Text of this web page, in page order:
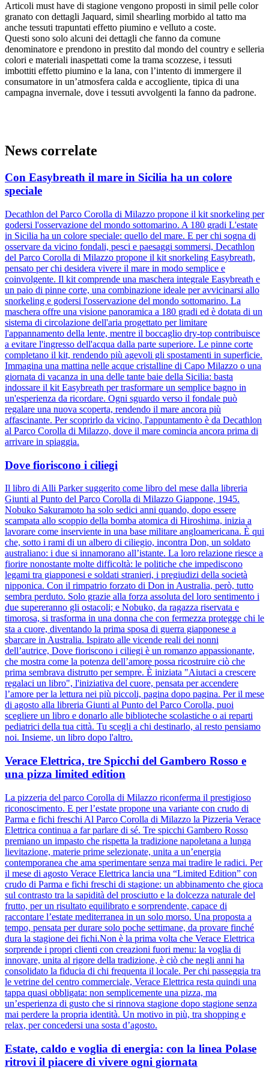
Articoli must have di stagione vengono proposti in simil pelle color
granato con dettagli Jaquard, simil shearling morbido al tatto ma
anche tessuti trapuntati effetto piumino e velluto a coste.
Questi sono solo alcuni dei dettagli che fanno da comune
denominatore e prendono in prestito dal mondo del country e selleria
colori e materiali inaspettati come la trama scozzese, i tessuti
imbottiti effetto piumino e la lana, con l’intento di immergere il
consumatore in un’atmosfera calda e accogliente, tipica di una
campagna invernale, dove i tessuti avvolgenti la fanno da padrone.
News correlate
Con Easybreath il mare in Sicilia ha un colore
speciale
Decathlon del Parco Corolla di Milazzo propone il kit snorkeling per
godersi l'osservazione del mondo sottomarino. A 180 gradi L'estate
in Sicilia ha un colore speciale: quello del mare. E per chi sogna di
osservare da vicino fondali, pesci e paesaggi sommersi, Decathlon
del Parco Corolla di Milazzo propone il kit snorkeling Easybreath,
pensato per chi desidera vivere il mare in modo semplice e
coinvolgente. Il kit comprende una maschera integrale Easybreath e
un paio di pinne corte, una combinazione ideale per avvicinarsi allo
snorkeling e godersi l'osservazione del mondo sottomarino. La
maschera offre una visione panoramica a 180 gradi ed è dotata di un
sistema di circolazione dell'aria progettato per limitare
l'appannamento della lente, mentre il boccaglio dry-top contribuisce
a evitare l'ingresso dell'acqua dalla parte superiore. Le pinne corte
completano il kit, rendendo più agevoli gli spostamenti in superficie.
Immagina una mattina nelle acque cristalline di Capo Milazzo o una
giornata di vacanza in una delle tante baie della Sicilia: basta
indossare il kit Easybreath per trasformare un semplice bagno in
un'esperienza da ricordare. Ogni sguardo verso il fondale può
regalare una nuova scoperta, rendendo il mare ancora più
affascinante. Per scoprirlo da vicino, l'appuntamento è da Decathlon
al Parco Corolla di Milazzo, dove il mare comincia ancora prima di
arrivare in spiaggia.
Dove fioriscono i ciliegi
Il libro di Alli Parker suggerito come libro del mese dalla libreria
Giunti al Punto del Parco Corolla di Milazzo Giappone, 1945.
Nobuko Sakuramoto ha solo sedici anni quando, dopo essere
scampata allo scoppio della bomba atomica di Hiroshima, inizia a
lavorare come inserviente in una base militare angloamericana. È qui
che, sotto i rami di un albero di ciliegio, incontra Don, un soldato
australiano: i due si innamorano all’istante. La loro relazione riesce a
fiorire nonostante molte difficoltà: le politiche che impediscono
legami tra giapponesi e soldati stranieri, i pregiudizi della società
nipponica. Con il rimpatrio forzato di Don in Australia, però, tutto
sembra perduto. Solo grazie alla forza assoluta del loro sentimento i
due supereranno gli ostacoli; e Nobuko, da ragazza riservata e
timorosa, si trasforma in una donna che con fermezza protegge chi le
sta a cuore, diventando la prima sposa di guerra giapponese a
sbarcare in Australia. Ispirato alle vicende reali dei nonni
dell’autrice, Dove fioriscono i ciliegi è un romanzo appassionante,
che mostra come la potenza dell’amore possa ricostruire ciò che
prima sembrava distrutto per sempre. È iniziata "Aiutaci a crescere
regalaci un libro", l'iniziativa del cuore, pensata per accendere
l’amore per la lettura nei più piccoli, pagina dopo pagina. Per il mese
di agosto alla libreria Giunti al Punto del Parco Corolla, puoi
scegliere un libro e donarlo alle biblioteche scolastiche o ai reparti
pediatrici della tua città. Tu scegli a chi destinarlo, al resto pensiamo
noi. Insieme, un libro dopo l'altro.
Verace Elettrica, tre Spicchi del Gambero Rosso e
una pizza limited edition
La pizzeria del parco Corolla di Milazzo riconferma il prestigioso
riconoscimento. E per l’estate propone una variante con crudo di
Parma e fichi freschi Al Parco Corolla di Milazzo la Pizzeria Verace
Elettrica continua a far parlare di sé. Tre spicchi Gambero Rosso
premiano un impasto che rispetta la tradizione napoletana a lunga
lievitazione, materie prime selezionate, unita a un’energia
contemporanea che ama sperimentare senza mai tradire le radici. Per
il mese di agosto Verace Elettrica lancia una “Limited Edition” con
crudo di Parma e fichi freschi di stagione: un abbinamento che gioca
sul contrasto tra la sapidità del prosciutto e la dolcezza naturale del
frutto, per un risultato equilibrato e sorprendente, capace di
raccontare l’estate mediterranea in un solo morso. Una proposta a
tempo, pensata per durare solo poche settimane, da provare finché
dura la stagione dei fichi.Non è la prima volta che Verace Elettrica
sorprende i propri clienti con creazioni fuori menu: la voglia di
innovare, unita al rigore della tradizione, è ciò che negli anni ha
consolidato la fiducia di chi frequenta il locale. Per chi passeggia tra
le vetrine del centro commerciale, Verace Elettrica resta quindi una
tappa quasi obbligata: non semplicemente una pizza, ma
un’esperienza di gusto che si rinnova stagione dopo stagione senza
mai perdere la propria identità. Un motivo in più, tra shopping e
relax, per concedersi una sosta d’agosto.
Estate, caldo e voglia di energia: con la linea Polase
ritrovi il piacere di vivere ogni giornata